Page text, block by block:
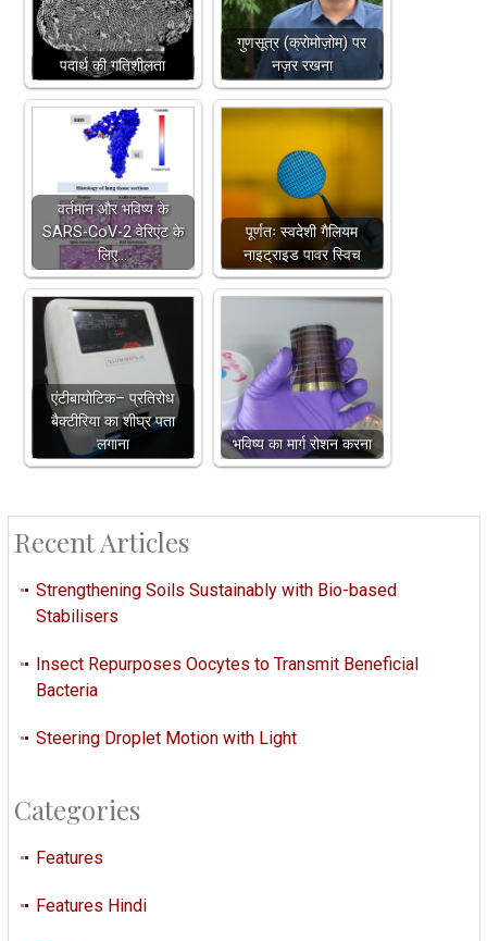
पदार्थ की गतिशीलता
गुणसूत्र (क्रोमोज़ोम) पर
नज़र रखना
वर्तमान और भविष्य के
SARS-CoV-2 वेरिएंट के
लिए…
पूर्णतः स्वदेशी गैलियम
नाइट्राइड पावर स्विच
एंटीबायोटिक– प्रतिरोध
बैक्टीरिया का शीघ्र पता
लगाना
भविष्य का मार्ग रोशन करना
Recent Articles
Strengthening Soils Sustainably with Bio-based
Stabilisers
Insect Repurposes Oocytes to Transmit Beneficial
Bacteria
Steering Droplet Motion with Light
Categories
Features
Features Hindi